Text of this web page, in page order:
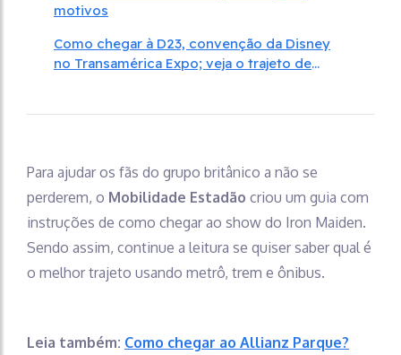
motivos
Como chegar à D23, convenção da Disney
no Transamérica Expo; veja o trajeto de
Para ajudar os fãs do grupo britânico a não se
perderem, o Mobilidade Estadão criou um guia com
instruções de como chegar ao show do Iron Maiden.
Sendo assim, continue a leitura se quiser saber qual é
o melhor trajeto usando metrô, trem e ônibus.
Leia também: Como chegar ao Allianz Parque?